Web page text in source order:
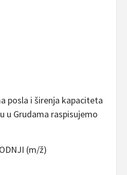
posla i širenja kapaciteta
u Grudama raspisujemo
(m/ž)